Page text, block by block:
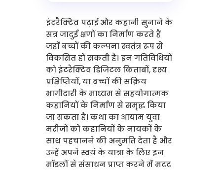
इंटरैक्टिव पढ़ाई और कहानी सुनाने के
सत्र जादुई क्षणों का निर्माण करते हैं
जहाँ बच्चों की कल्पना स्वतंत्र रूप से
विकसित हो सकती है। इन गतिविधियों
को इंटरैक्टिव डिजिटल किताबों, दृश्य
प्रक्षिप्तियों, या बच्चों की सक्रिय
भागीदारी के माध्यम से सहयोगात्मक
कहानियों के निर्माण से समृद्ध किया
जा सकता है। कथा का आयाम युवा
मरीजों को कहानियों के नायकों के
साथ पहचानने की अनुमति देता है और
उन्हें अपने स्वयं के यात्रा के लिए इन
मॉडलों से संसाधन प्राप्त करने में मदद